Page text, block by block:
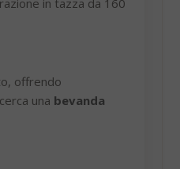
offrendo
una bevanda